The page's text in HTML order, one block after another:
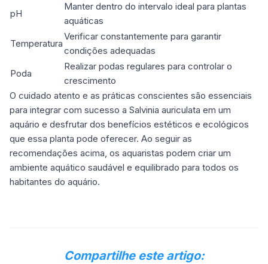
pH
Manter dentro do intervalo ideal para plantas
aquáticas
Temperatura
Verificar constantemente para garantir
condições adequadas
Poda
Realizar podas regulares para controlar o
crescimento
O cuidado atento e as práticas conscientes são essenciais
para integrar com sucesso a Salvinia auriculata em um
aquário e desfrutar dos benefícios estéticos e ecológicos
que essa planta pode oferecer. Ao seguir as
recomendações acima, os aquaristas podem criar um
ambiente aquático saudável e equilibrado para todos os
habitantes do aquário.
Compartilhe este artigo: